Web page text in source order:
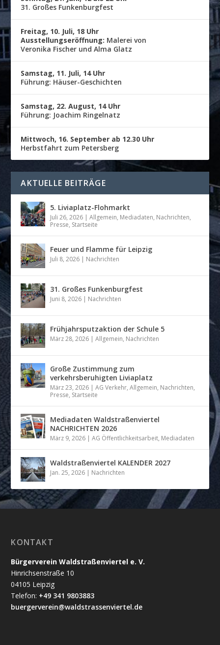
31. Großes Funkenburgfest
Freitag, 10. Juli, 18 Uhr
Ausstellungseröffnung: Malerei von
Veronika Fischer und Alma Glatz
Samstag, 11. Juli, 14 Uhr
Führung: Häuser-Geschichten
Samstag, 22. August, 14 Uhr
Führung: Joachim Ringelnatz
Mittwoch, 16. September ab 12.30 Uhr
Herbstfahrt zum Petersberg
AKTUELLE BEITRÄGE
5. Liviaplatz-Flohmarkt
Juli 26, 2026 |Allgemein, Mediadaten, Nachrichten,
Presse, Startseite
Feuer und Flamme für Leipzig
Juli 8, 2026 | Nachrichten
31. Großes Funkenburgfest
Juni 8, 2026 | Nachrichten
Frühjahrsputzaktion der Schule 5
März 28, 2026 |Allgemein, Nachrichten
Große Zustimmung zum
verkehrsberuhigten Liviaplatz
März 23, 2026 |AG Verkehr,Allgemein, Nachrichten,
Presse, Startseite
Mediadaten Waldstraßenviertel
NACHRICHTEN 2026
März 9, 2026 |AG Öffentlichkeitsarbeit, Mediadaten
Waldstraßenviertel KALENDER 2027
Jan. 25, 2026 | Nachrichten
KONTAKT
Bürgerverein Waldstraßenviertel e. V.
Hinrichsenstraße 10
04105 Leipzig
Telefon: +49 341 9803883
buergerverein@waldstrassenviertel.de